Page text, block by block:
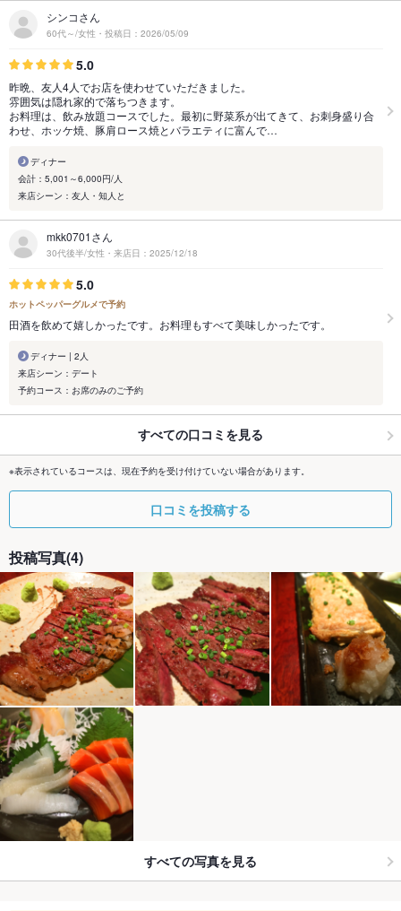
シンコさん
60代～/女性・投稿日：2026/05/09
5.0
昨晩、友人4人でお店を使わせていただきました。
雰囲気は隠れ家的で落ちつきます。
お料理は、飲み放題コースでした。最初に野菜系が出てきて、お刺身盛り合
わせ、ホッケ焼、豚肩ロース焼とバラエティに富んで…
ディナー
会計：5,001～6,000円/人
来店シーン：友人・知人と
mkk0701さん
30代後半/女性・来店日：2025/12/18
5.0
ホットペッパーグルメで予約
田酒を飲めて嬉しかったです。お料理もすべて美味しかったです。
ディナー | 2人
来店シーン：デート
予約コース：お席のみのご予約
すべての口コミを見る
※表示されているコースは、現在予約を受け付けていない場合があります。
口コミを投稿する
投稿写真(4)
すべての写真を見る